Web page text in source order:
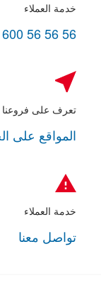
خدمة العملاء
600 56 56 56
تعرف على فروعنا
المواقع على
خدمة العملاء
تواصل معنا